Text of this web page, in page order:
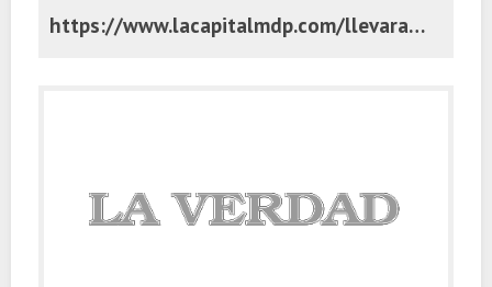
https://www.lacapitalmdp.com/llevaran-al-senado-las-firmas-de-miles-de-marplatenses-contra-el-recorte-de-zona-fria/